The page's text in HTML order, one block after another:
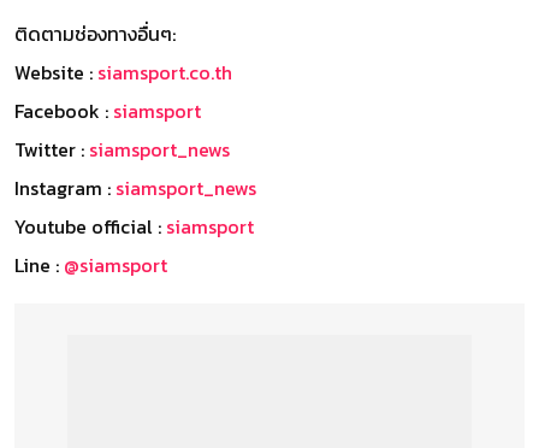
ติดตามช่องทางอื่นๆ:
Website : siamsport.co.th
Facebook : siamsport
Twitter : siamsport_news
Instagram : siamsport_news
Youtube official : siamsport
Line : @siamsport